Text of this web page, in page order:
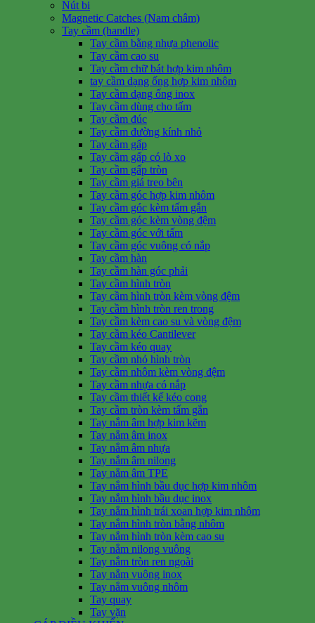
Nút bi
Magnetic Catches (Nam châm)
Tay cầm (handle)
Tay cầm bằng nhựa phenolic
Tay cầm cao su
Tay cầm chữ bát hợp kim nhôm
tay cầm dạng ống hợp kim nhôm
Tay cầm dạng ống inox
Tay cầm dùng cho tấm
Tay cầm đúc
Tay cầm đường kính nhỏ
Tay cầm gấp
Tay cầm gấp có lò xo
Tay cầm gấp tròn
Tay cầm giá treo bên
Tay cầm góc hợp kim nhôm
Tay cầm góc kèm tấm gắn
Tay cầm góc kèm vòng đệm
Tay cầm góc với tấm
Tay cầm góc vuông có nắp
Tay cầm hàn
Tay cầm hàn góc phải
Tay cầm hình tròn
Tay cầm hình tròn kèm vòng đệm
Tay cầm hình tròn ren trong
Tay cầm kèm cao su và vòng đệm
Tay cầm kéo Cantilever
Tay cầm kéo quay
Tay cầm nhỏ hình tròn
Tay cầm nhôm kèm vòng đệm
Tay cầm nhựa có nắp
Tay cầm thiết kế kéo cong
Tay cầm tròn kèm tấm gắn
Tay nắm âm hợp kim kẽm
Tay nắm âm inox
Tay nắm âm nhựa
Tay nắm âm nilong
Tay nắm âm TPE
Tay nắm hình bầu dục hợp kim nhôm
Tay nắm hình bầu dục inox
Tay nắm hình trái xoan hợp kim nhôm
Tay nắm hình tròn bằng nhôm
Tay nắm hình tròn kèm cao su
Tay nắm nilong vuông
Tay nắm tròn ren ngoài
Tay nắm vuông inox
Tay nắm vuông nhôm
Tay quay
Tay vặn